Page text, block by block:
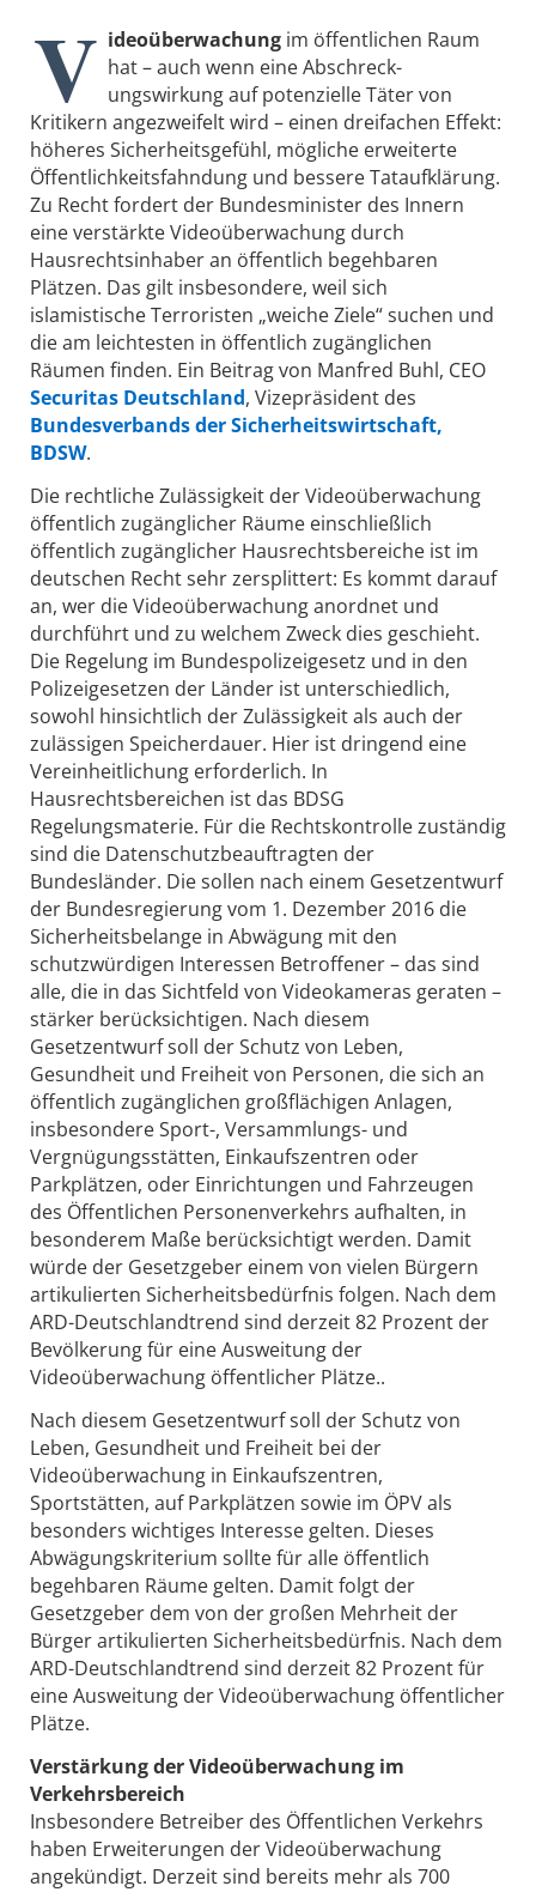
V ideoüberwachung im öffentlichen Raum
hat – auch wenn eine Abschreck­
ungswirkung auf potenzielle Täter von
Kritikern angezweifelt wird – einen dreifachen Effekt:
höheres Sicherheitsgefühl, mögliche erweiterte
Öffentlichkeitsfahndung und bessere Tataufklärung.
Zu Recht fordert der Bundesminister des Innern
eine verstärkte Videoüberwachung durch
Hausrechtsinhaber an öffentlich begehbaren
Plätzen. Das gilt insbesondere, weil sich
islamistische Terroristen „weiche Ziele“ suchen und
die am leichtesten in öffentlich zugänglichen
Räumen finden. Ein Beitrag von Manfred Buhl, CEO
Securitas Deutschland, Vizepräsident des
Bundesverbands der Sicherheitswirtschaft,
BDSW.
Die rechtliche Zulässigkeit der Videoüberwachung
öffentlich zugänglicher Räume einschließlich
öffentlich zugänglicher Hausrechtsbereiche ist im
deutschen Recht sehr zersplittert: Es kommt darauf
an, wer die Videoüberwachung anordnet und
durchführt und zu welchem Zweck dies geschieht.
Die Regelung im Bundespolizeigesetz und in den
Polizeigesetzen der Länder ist unterschiedlich,
sowohl hinsichtlich der Zulässigkeit als auch der
zulässigen Speicherdauer. Hier ist dringend eine
Vereinheitlichung erforderlich. In
Hausrechtsbereichen ist das BDSG
Regelungsmaterie. Für die Rechtskontrolle zuständig
sind die Datenschutzbeauftragten der
Bundesländer. Die sollen nach einem Gesetzentwurf
der Bundesregierung vom 1. Dezember 2016 die
Sicherheitsbelange in Abwägung mit den
schutzwürdigen Interessen Betroffener – das sind
alle, die in das Sichtfeld von Videokameras geraten –
stärker berücksichtigen. Nach diesem
Gesetzentwurf soll der Schutz von Leben,
Gesundheit und Freiheit von Personen, die sich an
öffentlich zugänglichen großflächigen Anlagen,
insbesondere Sport-, Versammlungs- und
Vergnügungsstätten, Einkaufszentren oder
Parkplätzen, oder Einrichtungen und Fahrzeugen
des Öffentlichen Personenverkehrs aufhalten, in
besonderem Maße berücksichtigt werden. Damit
würde der Gesetzgeber einem von vielen Bürgern
artikulierten Sicherheitsbedürfnis folgen. Nach dem
ARD-Deutschlandtrend sind derzeit 82 Prozent der
Bevölkerung für eine Ausweitung der
Videoüberwachung öffentlicher Plätze..
Nach diesem Gesetzentwurf soll der Schutz von
Leben, Gesundheit und Freiheit bei der
Videoüberwachung in Einkaufszentren,
Sportstätten, auf Parkplätzen sowie im ÖPV als
besonders wichtiges Interesse gelten. Dieses
Abwägungskriterium sollte für alle öffentlich
begehbaren Räume gelten. Damit folgt der
Gesetzgeber dem von der großen Mehrheit der
Bürger artikulierten Sicherheitsbedürfnis. Nach dem
ARD-Deutschlandtrend sind derzeit 82 Prozent für
eine Ausweitung der Videoüberwachung öffentlicher
Plätze.
Verstärkung der Videoüberwachung im
Verkehrsbereich
Insbesondere Betreiber des Öffentlichen Verkehrs
haben Erweiterungen der Videoüberwachung
angekündigt. Derzeit sind bereits mehr als 700